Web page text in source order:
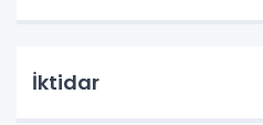
İktidar